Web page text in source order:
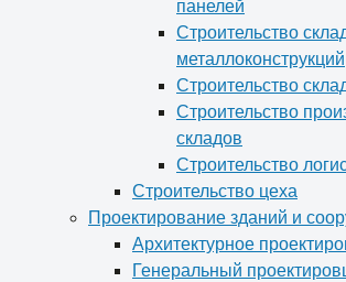
панелей
Строительство
металлоконструкций
Строительство
Строительство
складов
Строительство
Строительство цеха
Проектирование зданий и
Архитектурное
Генеральный